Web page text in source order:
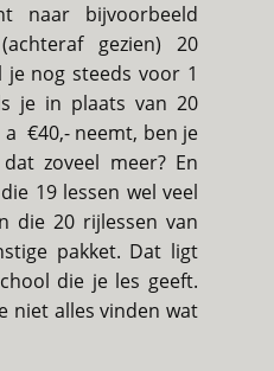
naar bijvoorbeeld
gezien) 20
je nog steeds voor 1
je in plaats van 20
€40,- neemt, ben je
zoveel meer? En
19 lessen wel veel
die 20 rijlessen van
pakket. Dat ligt
die je les geeft.
niet alles vinden wat